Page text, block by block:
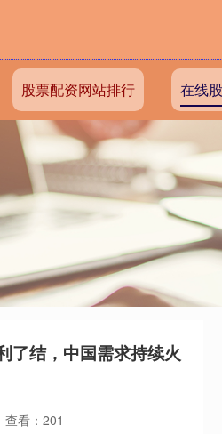
股票配资网站排行 在线
了结，中国需求持续火
查看：201